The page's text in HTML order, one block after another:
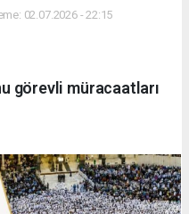
02.07.2026 - 22:15
görevli müracaatları